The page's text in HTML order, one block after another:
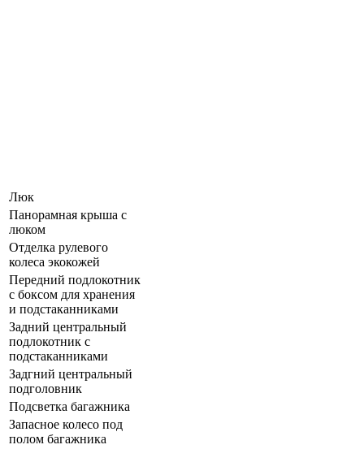
Люк
Панорамная крыша c
люком
Отделка рулевого
колеса экокожей
Передний подлокотник
с боксом для хранения
и подстаканниками
Задний центральный
подлокотник с
подстаканниками
Задгний центральный
подголовник
Подсветка багажника
Запасное колесо под
полом багажника